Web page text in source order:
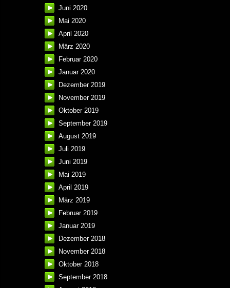
Juni 2020
Mai 2020
April 2020
März 2020
Februar 2020
Januar 2020
Dezember 2019
November 2019
Oktober 2019
September 2019
August 2019
Juli 2019
Juni 2019
Mai 2019
April 2019
März 2019
Februar 2019
Januar 2019
Dezember 2018
November 2018
Oktober 2018
September 2018